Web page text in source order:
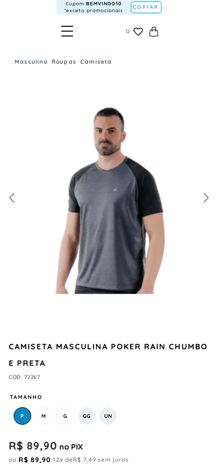
Cupom BEMVINDO10
*exceto promocionais
COPIAR
Masculino Roupas Camiseta
CAMISETA MASCULINA POKER RAIN CHUMBO
E PRETA
COD: 72267
TAMANHO
P M G GG UN
R$ 89,90 no PIX
ou R$ 89,90 12x deR$ 7,49 sem juros